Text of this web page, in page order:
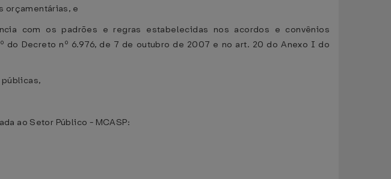
orçamentárias, e
com os padrões e regras estabelecidas nos acordos e convênios
Decreto nº 6.976, de 7 de outubro de 2007 e no art. 20 do Anexo I do
ao Setor Público - MCASP: